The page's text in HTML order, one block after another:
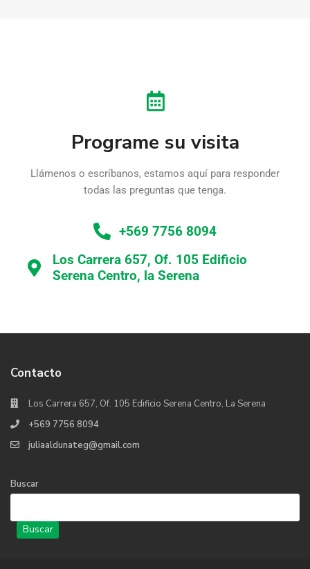
Programe su visita
Llámenos o escríbanos, estamos aquí para responder
todas las preguntas que tenga.
+569 7756 8094
Los Carrera 657, Of. 105 Edificio
Serena Centro, la Serena
Contacto
Los Carrera 657, Of. 105 Edificio Serena Centro, La Serena
+569 7756 8094
juliaaldunateg@gmail.com
Buscar
Buscar